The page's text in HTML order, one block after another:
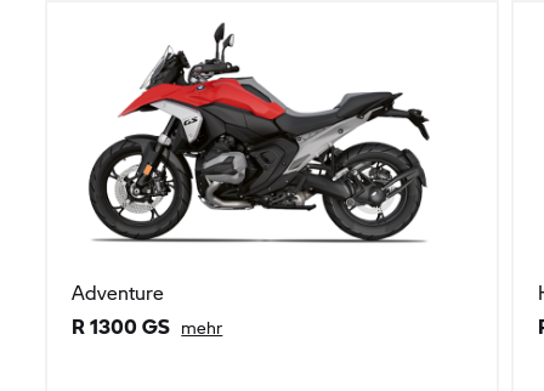
Adventure
R 1300 GS mehr